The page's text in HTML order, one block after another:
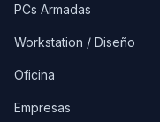
PCs Armadas
Workstation / Diseño
Oficina
Empresas